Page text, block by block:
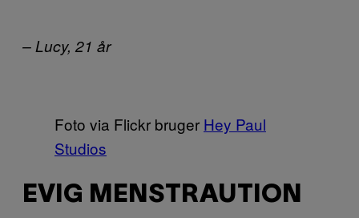
– Lucy, 21 år
Foto via Flickr bruger Hey Paul
Studios
EVIG MENSTRAUTION